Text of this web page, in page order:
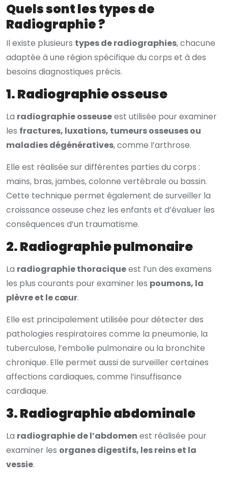
Quels sont les types de
Radiographie ?
Il existe plusieurs types de radiographies, chacune
adaptée à une région spécifique du corps et à des
besoins diagnostiques précis.
1. Radiographie osseuse
La radiographie osseuseest utilisée pour examiner
les fractures, luxations, tumeurs osseuses ou
maladies dégénératives, comme l’arthrose.
Elle est réalisée sur différentes parties du corps :
mains, bras, jambes, colonne vertébrale ou bassin.
Cette technique permet également de surveiller la
croissance osseuse chez les enfants et d’évaluer les
conséquences d’un traumatisme.
2. Radiographie pulmonaire
La radiographie thoraciqueest l’un des examens
les plus courants pour examiner les poumons, la
plèvre et le cœur.
Elle est principalement utilisée pour détecter des
pathologies respiratoires comme la pneumonie, la
tuberculose, l’embolie pulmonaire ou la bronchite
chronique. Elle permet aussi de surveiller certaines
affections cardiaques, comme l’insuffisance
cardiaque.
3. Radiographie abdominale
La radiographie de l’abdomen est réalisée pour
examiner les organes digestifs, les reins et la
vessie.